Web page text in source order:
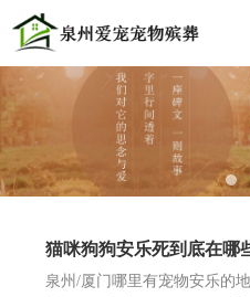
猫咪狗狗安乐死到底在哪
到?
泉州/厦门哪里有宠物安乐的